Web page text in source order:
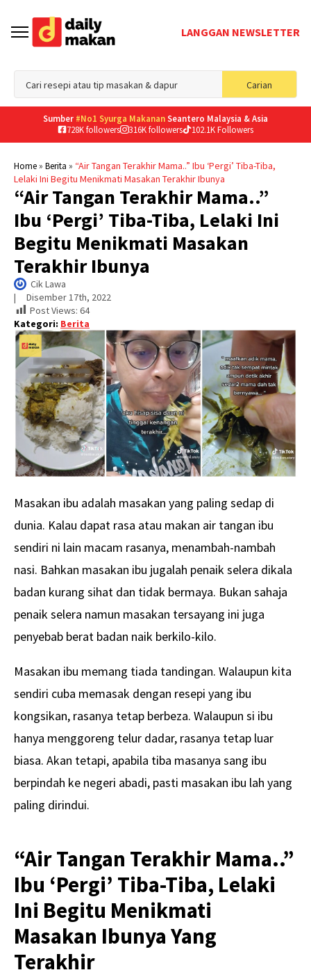
LANGGAN NEWSLETTER
Carian
for:
Sumber #No1 Syurga MakananSeantero Malaysia & Asia
728K followers
316K followers 102.1K Followers
Home» Berita » “Air Tangan Terakhir Mama..” Ibu ‘Pergi’ Tiba-Tiba,
Lelaki Ini Begitu Menikmati Masakan Terakhir Ibunya
“Air Tangan Terakhir Mama..”
Ibu ‘Pergi’ Tiba-Tiba, Lelaki Ini
Begitu Menikmati Masakan
Terakhir Ibunya
Cik Lawa
| Disember 17th, 2022
Post Views: 64
Kategori: Berita
Masakan ibu adalah masakan yang paling sedap di
dunia. Kalau dapat rasa atau makan air tangan ibu
sendiri ni lain macam rasanya, menambah-nambah
nasi. Bahkan masakan ibu jugalah penaik selera dikala
badan kurang sihat dan tidak bermaya. Bukan sahaja
penaik selera namun masakan tersayang ini juga
penyebab berat badan naik berkilo-kilo.
Masakan ibu memang tiada tandingan. Walaupun kita
sendiri cuba memasak dengan resepi yang ibu
kongsikan, rasanya tetap berbeza. Walaupun si ibu
hanya menggoreng telur dadar, rasanya tetap luar
biasa. Akan tetapi, apabila tiba masanya sang ibu
berpindah ke negeri abadi, pasti masakan ibu lah yang
paling dirindui.
“Air Tangan Terakhir Mama..”
Ibu ‘Pergi’ Tiba-Tiba, Lelaki
Ini Begitu Menikmati
Masakan Ibunya Yang
Terakhir